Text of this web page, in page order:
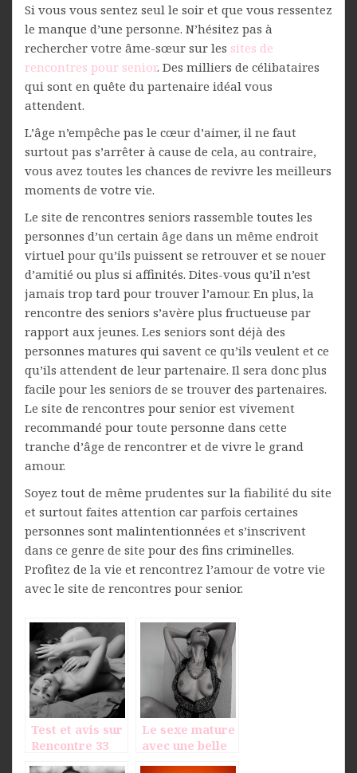
Si vous vous sentez seul le soir et que vous ressentez
le manque d’une personne. N’hésitez pas à
rechercher votre âme-sœur sur les sites de
rencontres pour senior. Des milliers de célibataires
qui sont en quête du partenaire idéal vous
attendent.
L’âge n’empêche pas le cœur d’aimer, il ne faut
surtout pas s’arrêter à cause de cela, au contraire,
vous avez toutes les chances de revivre les meilleurs
moments de votre vie.
Le site de rencontres seniors rassemble toutes les
personnes d’un certain âge dans un même endroit
virtuel pour qu’ils puissent se retrouver et se nouer
d’amitié ou plus si affinités. Dites-vous qu’il n’est
jamais trop tard pour trouver l’amour. En plus, la
rencontre des seniors s’avère plus fructueuse par
rapport aux jeunes. Les seniors sont déjà des
personnes matures qui savent ce qu’ils veulent et ce
qu’ils attendent de leur partenaire. Il sera donc plus
facile pour les seniors de se trouver des partenaires.
Le site de rencontres pour senior est vivement
recommandé pour toute personne dans cette
tranche d’âge de rencontrer et de vivre le grand
amour.
Soyez tout de même prudentes sur la fiabilité du site
et surtout faites attention car parfois certaines
personnes sont malintentionnées et s’inscrivent
dans ce genre de site pour des fins criminelles.
Profitez de la vie et rencontrez l’amour de votre vie
avec le site de rencontres pour senior.
Test et avis sur
Rencontre 33
Le sexe mature
avec une belle